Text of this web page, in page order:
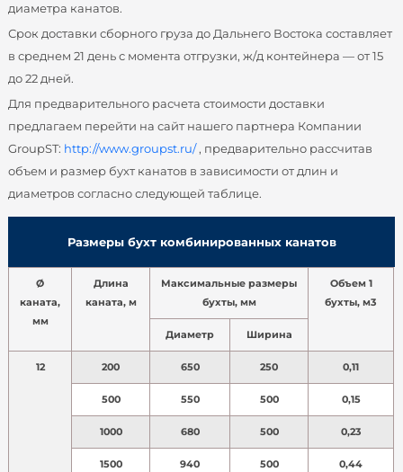
диаметра канатов.
Срок доставки сборного груза до Дальнего Востока составляет
в среднем 21 день с момента отгрузки, ж/д контейнера — от 15
до 22 дней.
Для предварительного расчета стоимости доставки
предлагаем перейти на сайт нашего партнера Компании
GroupST: http://www.groupst.ru/, предварительно рассчитав
объем и размер бухт канатов в зависимости от длин и
диаметров согласно следующей таблице.
Размеры бухт комбинированных канатов
Ø
каната,
мм
Длина
каната, м
Максимальные размеры
бухты, мм
Объем 1
бухты, м3
Диаметр Ширина
12 200 650 250 0,11
500 550 500 0,15
1000 680 500 0,23
1500 940 500 0,44